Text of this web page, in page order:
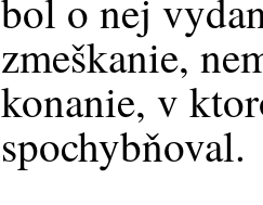
bol o nej
zmeškanie,
konanie, v
spochybňoval.